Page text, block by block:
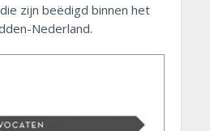
zijn beëdigd binnen het
Nederland.